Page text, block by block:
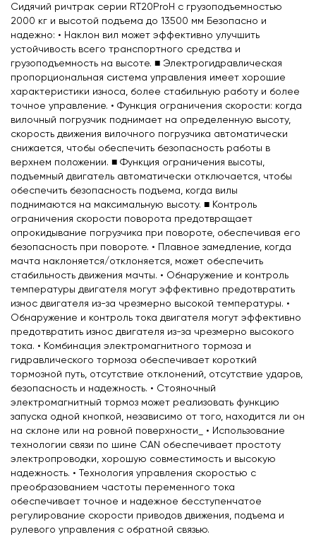
Сидячий ричтрак серии RT20ProH с грузоподъемностью
2000 кг и высотой подъема до 13500 мм Безопасно и
надежно: • Наклон вил может эффективно улучшить
устойчивость всего транспортного средства и
грузоподъемность на высоте. ■ Электрогидравлическая
пропорциональная система управления имеет хорошие
характеристики износа, более стабильную работу и более
точное управление. • Функция ограничения скорости: когда
вилочный погрузчик поднимает на определенную высоту,
скорость движения вилочного погрузчика автоматически
снижается, чтобы обеспечить безопасность работы в
верхнем положении. ■ Функция ограничения высоты,
подъемный двигатель автоматически отключается, чтобы
обеспечить безопасность подъема, когда вилы
поднимаются на максимальную высоту. ■ Контроль
ограничения скорости поворота предотвращает
опрокидывание погрузчика при повороте, обеспечивая его
безопасность при повороте. • Плавное замедление, когда
мачта наклоняется/отклоняется, может обеспечить
стабильность движения мачты. • Обнаружение и контроль
температуры двигателя могут эффективно предотвратить
износ двигателя из-за чрезмерно высокой температуры. •
Обнаружение и контроль тока двигателя могут эффективно
предотвратить износ двигателя из-за чрезмерно высокого
тока. • Комбинация электромагнитного тормоза и
гидравлического тормоза обеспечивает короткий
тормозной путь, отсутствие отклонений, отсутствие ударов,
безопасность и надежность. • Стояночный
электромагнитный тормоз может реализовать функцию
запуска одной кнопкой, независимо от того, находится ли он
на склоне или на ровной поверхности_ • Использование
технологии связи по шине CAN обеспечивает простоту
электропроводки, хорошую совместимость и высокую
надежность. • Технология управления скоростью с
преобразованием частоты переменного тока
обеспечивает точное и надежное бесступенчатое
регулирование скорости приводов движения, подъема и
рулевого управления с обратной связью.